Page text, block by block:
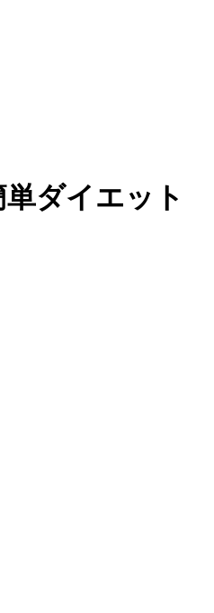
ダイエット